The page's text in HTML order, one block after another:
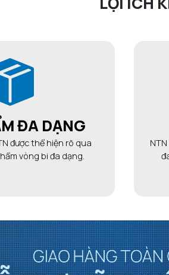
ĐA DẠNG
được thể hiện rõ qua
vòng bi đa dạng.